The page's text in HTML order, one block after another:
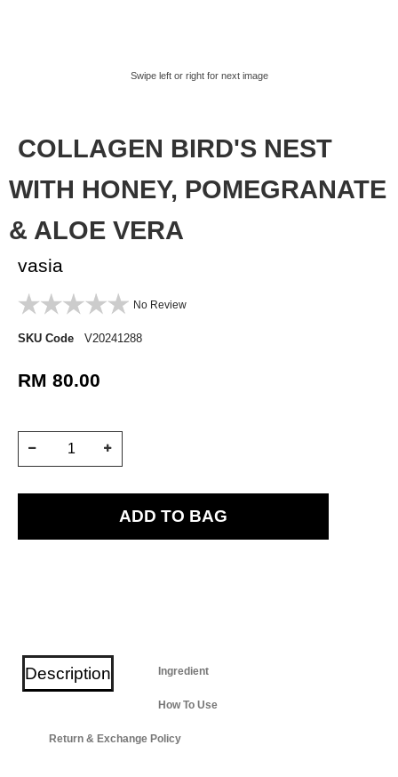
Swipe left or right for next image
COLLAGEN BIRD'S NEST
WITH HONEY, POMEGRANATE
& ALOE VERA
vasia
No Review
SKU Code V20241288
RM 80.00
Description Ingredient
How To Use
Return & Exchange Policy